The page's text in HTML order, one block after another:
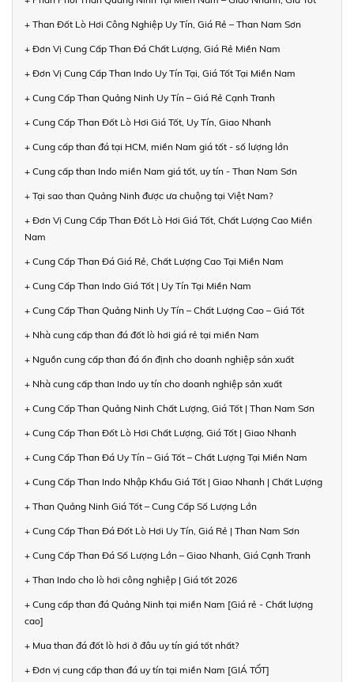
+ Than Đốt Lò Hơi Công Nghiệp Uy Tín, Giá Rẻ – Than Nam Sơn
+ Đơn Vị Cung Cấp Than Đá Chất Lượng, Giá Rẻ Miền Nam
+ Đơn Vị Cung Cấp Than Indo Uy Tín Tại, Giá Tốt Tại Miền Nam
+ Cung Cấp Than Quảng Ninh Uy Tín – Giá Rẻ Cạnh Tranh
+ Cung Cấp Than Đốt Lò Hơi Giá Tốt, Uy Tín, Giao Nhanh
+ Cung cấp than đá tại HCM, miền Nam giá tốt - số lượng lớn
+ Cung cấp than Indo miền Nam giá tốt, uy tín - Than Nam Sơn
+ Tại sao than Quảng Ninh được ưa chuộng tại Việt Nam?
+ Đơn Vị Cung Cấp Than Đốt Lò Hơi Giá Tốt, Chất Lượng Cao Miền
Nam
+ Cung Cấp Than Đá Giá Rẻ, Chất Lượng Cao Tại Miền Nam
+ Cung Cấp Than Indo Giá Tốt | Uy Tín Tại Miền Nam
+ Cung Cấp Than Quảng Ninh Uy Tín – Chất Lượng Cao – Giá Tốt
+ Nhà cung cấp than đá đốt lò hơi giá rẻ tại miền Nam
+ Nguồn cung cấp than đá ổn định cho doanh nghiệp sản xuất
+ Nhà cung cấp than Indo uy tín cho doanh nghiệp sản xuất
+ Cung Cấp Than Quảng Ninh Chất Lượng, Giá Tốt | Than Nam Sơn
+ Cung Cấp Than Đốt Lò Hơi Chất Lượng, Giá Tốt | Giao Nhanh
+ Cung Cấp Than Đá Uy Tín – Giá Tốt – Chất Lượng Tại Miền Nam
+ Cung Cấp Than Indo Nhập Khẩu Giá Tốt | Giao Nhanh | Chất Lượng
+ Than Quảng Ninh Giá Tốt – Cung Cấp Số Lượng Lớn
+ Cung Cấp Than Đá Đốt Lò Hơi Uy Tín, Giá Rẻ | Than Nam Sơn
+ Cung Cấp Than Đá Số Lượng Lớn – Giao Nhanh, Giá Cạnh Tranh
+ Than Indo cho lò hơi công nghiệp | Giá tốt 2026
+ Cung cấp than đá Quảng Ninh tại miền Nam [Giá rẻ - Chất lượng
cao]
+ Mua than đá đốt lò hơi ở đâu uy tín giá tốt nhất?
+ Đơn vị cung cấp than đá uy tín tại miền Nam [GIÁ TỐT]